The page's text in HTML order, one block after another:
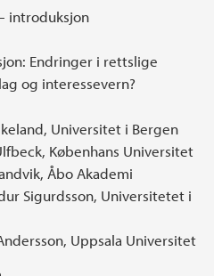
introduksjon
Endringer i rettslige
og interessevern?
Universitet i Bergen
Københans Universitet
Åbo Akademi
Sigurdsson, Universitetet i
Uppsala Universitet